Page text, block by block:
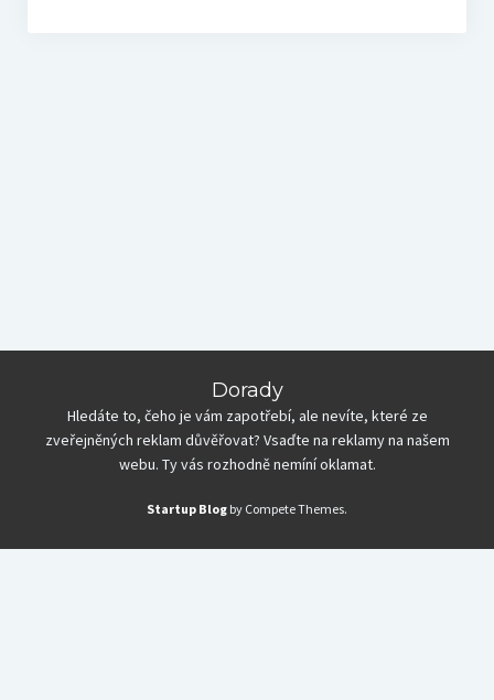
Dorady
Hledáte to, čeho je vám zapotřebí, ale nevíte, které ze
zveřejněných reklam důvěřovat? Vsaďte na reklamy na našem
webu. Ty vás rozhodně nemíní oklamat.
Startup Blog by Compete Themes.